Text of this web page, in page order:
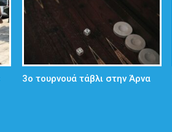
3ο τουρνουά τάβλι στην Άρνα